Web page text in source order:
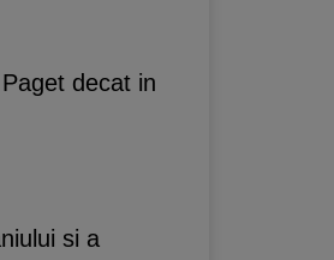
decat in
si a